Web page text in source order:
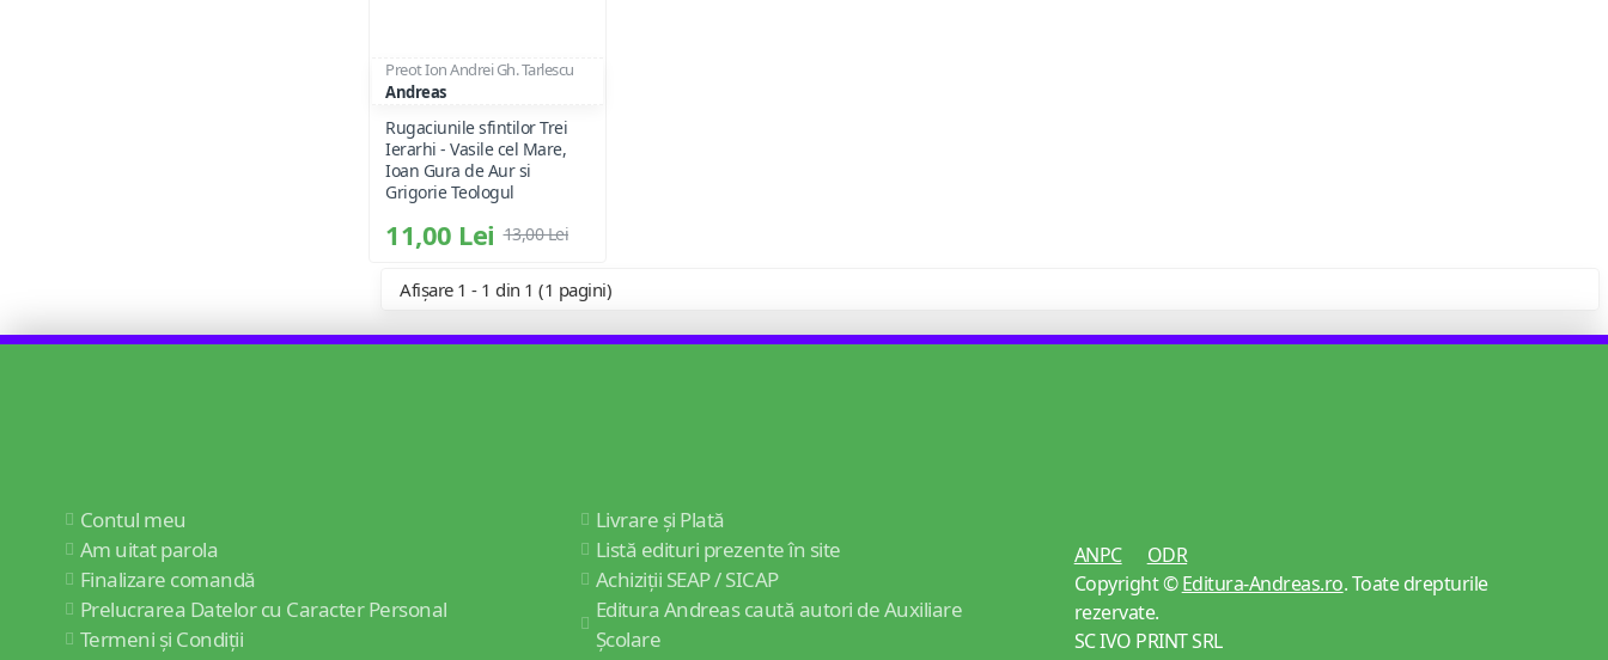
Preot Ion Andrei Gh. Tarlescu
Andreas
Rugaciunile sfintilor Trei
Ierarhi - Vasile cel Mare,
Ioan Gura de Aur si
Grigorie Teologul
11,00 Lei 13,00 Lei
Afișare 1 - 1 din 1 (1 pagini)
Contul meu
Am uitat parola
Finalizare comandă
Prelucrarea Datelor cu Caracter Personal
Termeni și Condiții
Livrare și Plată
Listă edituri prezente în site
Achiziții SEAP / SICAP
Editura Andreas caută autori de Auxiliare
Școlare
ANPC
ODR
Copyright ©Editura-Andreas.ro. Toate drepturile
rezervate.
SC IVO PRINT SRL